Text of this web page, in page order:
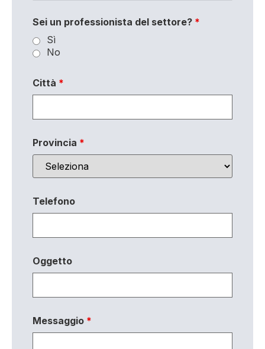
Sei un professionista del settore? *
Sì
No
Città *
Provincia *
Telefono
Oggetto
Messaggio *